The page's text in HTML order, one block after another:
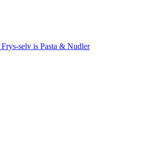
Frys-selv is Pasta & Nudler